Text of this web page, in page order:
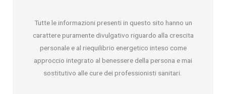
Tutte le informazioni presenti in questo sito hanno un
carattere puramente divulgativo riguardo alla crescita
personale e al riequilibrio energetico inteso come
approccio integrato al benessere della persona e mai
sostitutivo alle cure dei professionisti sanitari.